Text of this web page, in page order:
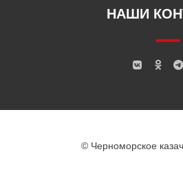
НАШИ
© Черноморское